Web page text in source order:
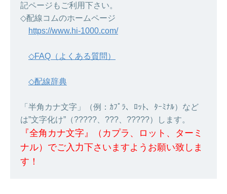
記ページもご利用下さい。
◇配線コムのホームページ
https://www.hi-1000.com/
◇FAQ（よくある質問）
◇配線辞典
「半角カナ文字」（例：ｶﾌﾟﾗ、ﾛｯﾄ、ﾀｰﾐﾅﾙ）など
は”文字化け”（?????、???、?????）します。
『全角カナ文字』（カプラ、ロット、ターミ
ナル）でご入力下さいますようお願い致しま
す！